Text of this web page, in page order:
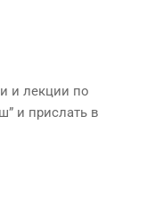
и лекции по
и прислать в